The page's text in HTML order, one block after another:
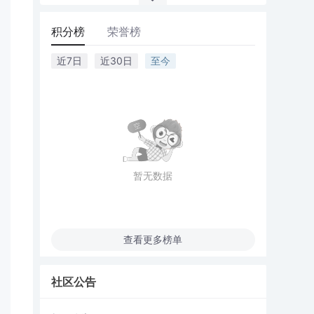
积分榜 荣誉榜
近7日 近30日 至今
暂无数据
查看更多榜单
社区公告